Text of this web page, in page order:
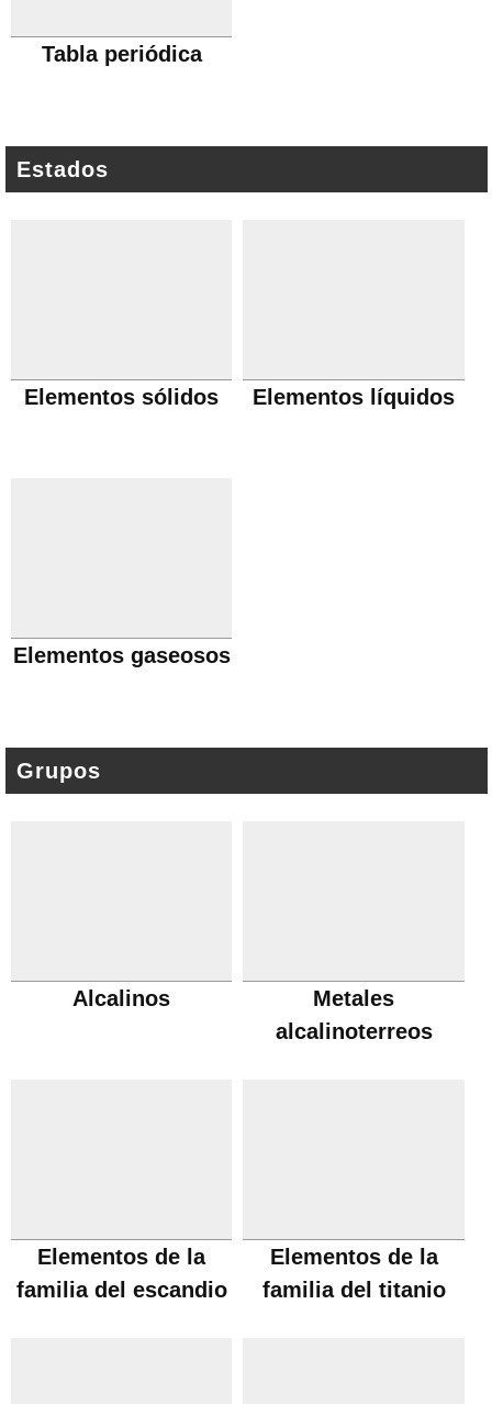
Tabla periódica
Estados
Elementos sólidos Elementos líquidos
Elementos gaseosos
Grupos
Alcalinos
Metales
alcalinoterreos
Elementos de la
familia del escandio
Elementos de la
familia del titanio